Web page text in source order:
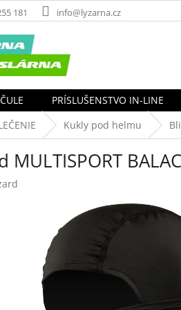
181 info@lyzarna.cz
PRÍSLUŠENSTVO IN-LINE
Kukly pod helmu
MULTISPORT